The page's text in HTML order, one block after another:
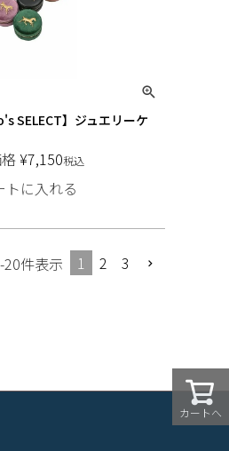
SELECT】ジュエリーケ
¥7,150税込
トに入れる
-20件表示 1 2 3
カートへ